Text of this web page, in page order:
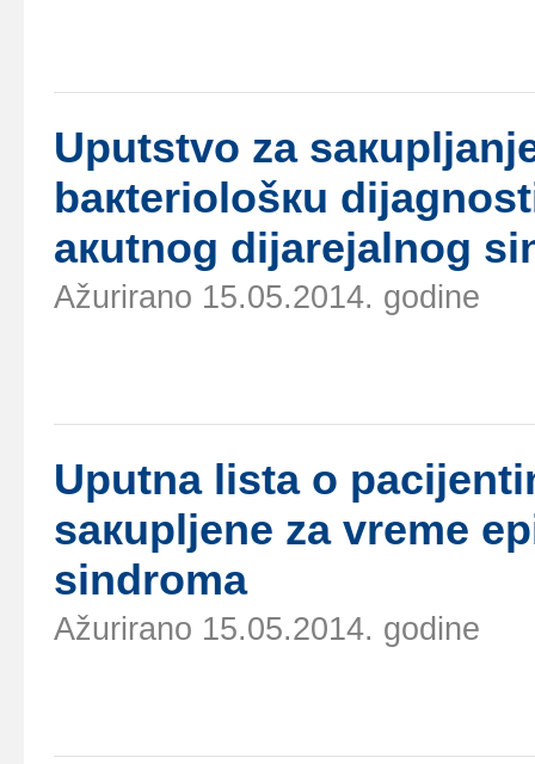
Uputstvо zа
bакtеriоlоšкu
акutnоg diјаrејаlnоg
Ažurirano 15.05.2014. godine
Uputnа listа о
sакupljеnе zа vrеmе
sindrоmа
Ažurirano 15.05.2014. godine